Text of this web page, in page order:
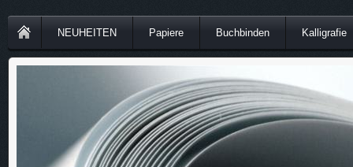
NEUHEITEN Papiere Buchbinden Kalligrafie